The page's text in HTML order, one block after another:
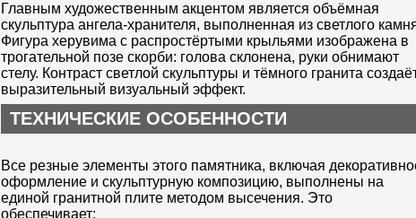
Главным художественным акцентом является объёмная
скульптура ангела-хранителя, выполненная из светлого
Фигура херувима с распростёртыми крыльями изображена в
трогательной позе скорби: голова склонена, руки обнимают
стелу. Контраст светлой скульптуры и тёмного гранита
выразительный визуальный эффект.
ТЕХНИЧЕСКИЕ ОСОБЕННОСТИ
Все резные элементы этого памятника, включая
оформление и скульптурную композицию, выполнены на
единой гранитной плите методом высечения. Это
обеспечивает: